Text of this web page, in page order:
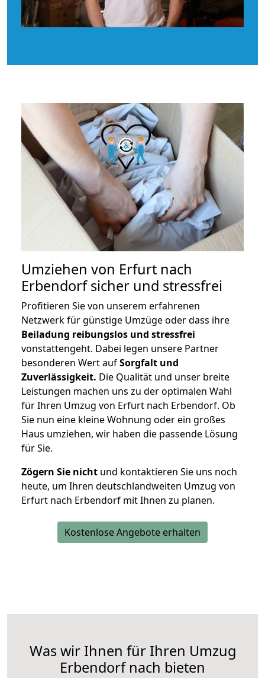
Umziehen von Erfurt nach
Erbendorfsicher und stressfrei
Profitieren Sie von unserem erfahrenen
Netzwerk für günstige Umzüge oder dass ihre
Beiladung reibungslos und stressfrei
vonstattengeht. Dabei legen unsere Partner
besonderen Wert aufSorgfalt und
Zuverlässigkeit. Die Qualität und unser breite
Leistungen machen uns zu der optimalen Wahl
für Ihren Umzug von Erfurt nach Erbendorf. Ob
Sie nun eine kleine Wohnung oder ein großes
Haus umziehen, wir haben die passende Lösung
für Sie.
Zögern Sie nicht und kontaktieren Sie uns noch
heute, um Ihren deutschlandweiten Umzug von
Erfurt nach Erbendorf mit Ihnen zu planen.
Kostenlose Angebote erhalten
Was wir Ihnen für Ihren Umzug
Erbendorf nach bieten